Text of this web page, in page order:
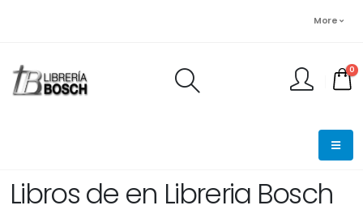
More
0
Libros de en Libreria Bosch